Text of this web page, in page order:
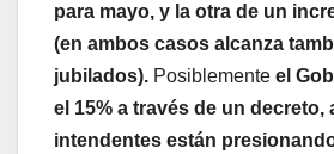
para mayo, y la otra de un
(en ambos casos alcanza
jubilados). Posiblemente el
el 15% a través de un decreto,
intendentes están